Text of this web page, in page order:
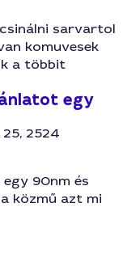
sarvartol
komuvesek
a többit
egy
2524
90nm és
közmű azt mi